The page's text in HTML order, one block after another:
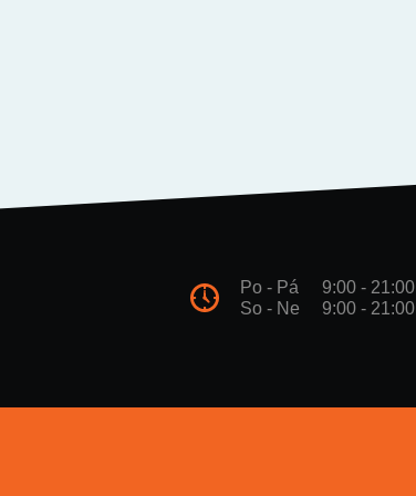
Po - Pá
9:00 - 21:00
So - Ne
9:00 - 21:00